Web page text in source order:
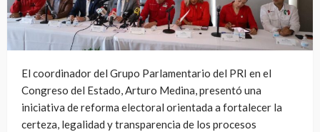
El coordinador del Grupo Parlamentario del PRI en el
Congreso del Estado, Arturo Medina, presentó una
iniciativa de reforma electoral orientada a fortalecer la
certeza, legalidad y transparencia de los procesos